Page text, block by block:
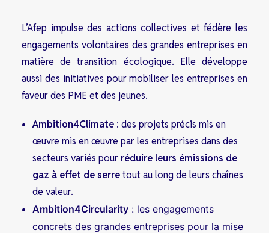
L’Afep impulse des actions collectives et fédère les
engagements volontaires des grandes entreprises en
matière de transition écologique. Elle développe
aussi des initiatives pour mobiliser les entreprises en
faveur des PME et des jeunes.
Ambition4Climate : des projets précis mis en
œuvre mis en œuvre par les entreprises dans des
secteurs variés pour réduire leurs émissions de
gaz à effet de serretout au long de leurs chaînes
de valeur.
Ambition4Circularity : les engagements
concrets des grandes entreprises pour la mise